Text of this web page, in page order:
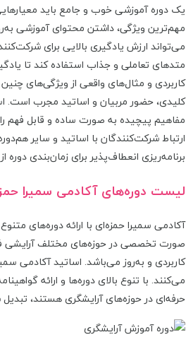
یک دوره آموزشی خوب و جامع باید معیارهایی
مهم‌ترین ویژگی، داشتن محتوای آموزشی
می‌تواند ارزش یادگیری بالایی برای
متدهای تعاملی و جذاب استفاده کند تا
کاربردی و مثال‌های واقعی از ویژگی‌های
کلیدی، حضور مربیان و اساتید مجرب است.
مفاهیم پیچیده به ‌صورت ساده و قابل فهم
ارتباط شرکت‌کنندگان با اساتید و سایر
برنامه‌ریزی انعطاف‌پذیر برای زمان‌بندی
لیست دوره‌های آکادمی سمیرا
آکادمی سمیرا حمزه‌ای با ارائه دوره‌های
‌صورت تخصصی در حوزه‌های مختلف آرایشی
کاربردی و به‌روز می‌باشد. اساتید آکادمی
می‌کنند. با تنوع بالای دوره‌ها و ارائه
حرفه‌ای در حوزه‌های آرایشگری هستند،